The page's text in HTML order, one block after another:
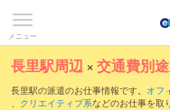
メニュー
長里駅周辺 ×交通費別
長里駅の派遣のお仕事情報です。 オフ
、 クリエイティブ系などのお仕事を取